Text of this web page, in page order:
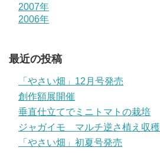
2007年
2006年
最近の投稿
「やさい畑」12月号発売
創作額展開催
垂直仕立てでミニトマトの栽培
ジャガイモ マルチ逆さ植え収穫
「やさい畑」初夏号発売